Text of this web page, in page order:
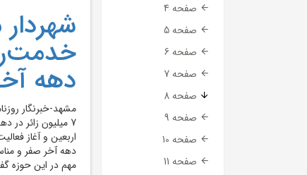
صفحه 4
صفحه 5
صفحه 6
صفحه 7
صفحه 8
صفحه 9
صفحه 10
صفحه 11
دهه
مشهد-خبرنگار
7 ميليون زائر
اربعين و آغاز
دهه آخر صفر و
مهم در اين حوزه